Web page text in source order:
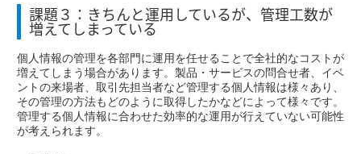
課題３：きちんと運用しているが、管理工数が
増えてしまっている
個人情報の管理を各部門に運用を任せることで全社的なコストが
増えてしまう場合があります。製品・サービスの問合せ者、イベ
ントの来場者、取引先担当者など管理する個人情報は様々あり、
その管理の方法もどのように取得したかなどによって様々です。
管理する個人情報に合わせた効率的な運用が行えていない可能性
が考えられます。